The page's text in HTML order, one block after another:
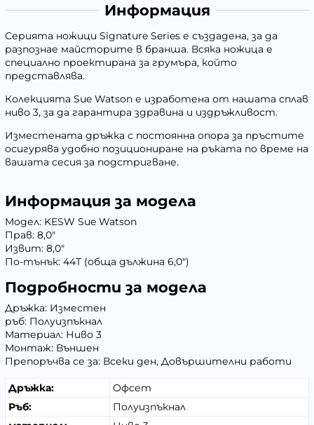
Информация
Серията ножици Signature Series е създадена, за да
разпознае майсторите в бранша. Всяка ножица е
специално проектирана за грумъра, който
представлява.
Колекцията Sue Watson е изработена от нашата сплав
ниво 3, за да гарантира здравина и издръжливост.
Изместената дръжка с постоянна опора за пръстите
осигурява удобно позициониране на ръката по време на
вашата сесия за подстригване.
Информация за модела
Модел: KESW Sue Watson
Прав: 8,0"
Извит: 8,0"
По-тънък: 44T (обща дължина 6,0")
Подробности за модела
Дръжка: Изместен
ръб: Полуизпъкнал
Материал: Ниво 3
Монтаж: Външен
Препоръчва се за: Всеки ден, Довършителни работи
Дръжка:
Офсет
Ръб:
Полуизпъкнал